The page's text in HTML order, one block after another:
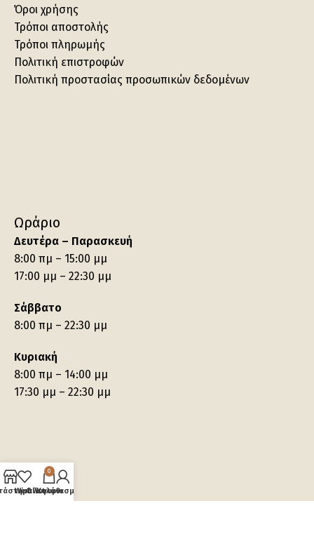
Όροι χρήσης
Τρόποι αποστολής
Τρόποι πληρωμής
Πολιτική επιστροφών
Πολιτική προστασίας προσωπικών δεδομένων
Ωράριο
Δευτέρα – Παρασκευή
8:00 πμ – 15:00 μμ
17:00 μμ – 22:30 μμ
Σάββατο
8:00 πμ – 22:30 μμ
Κυριακή
8:00 πμ – 14:00 μμ
17:30 μμ – 22:30 μμ
Wishlist
0
Καλάθι
Ο λογαριασμός μου